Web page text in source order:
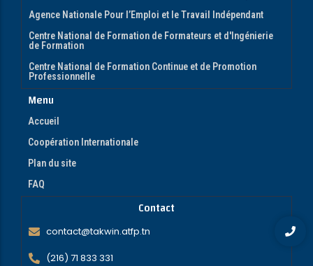
Agence Nationale Pour l’Emploi et le Travail Indépendant
Centre National de Formation de Formateurs et d'Ingénierie
de Formation
Centre National de Formation Continue et de Promotion
Professionnelle
Menu
Accueil
Coopération Internationale
Plan du site
FAQ
Contact
contact@takwin.atfp.tn
(216) 71 833 331